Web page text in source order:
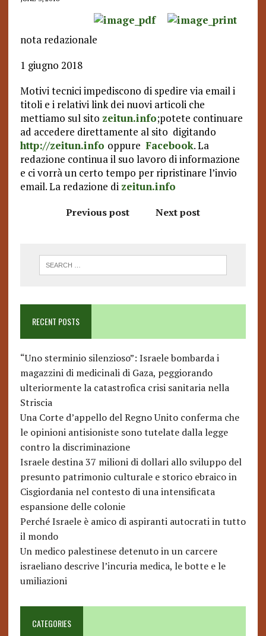
nota redazionale
1 giugno 2018
Motivi tecnici impediscono di spedire via email i
titoli e i relativi link dei nuovi articoli che
mettiamo sul sito zeitun.info;potete continuare
ad accedere direttamente al sito digitando
http://zeitun.info oppure Facebook. La
redazione continua il suo lavoro di informazione
e ci vorrà un certo tempo per ripristinare l’invio
email. La redazione di zeitun.info
Previous post Next post
RECENT POSTS
“Uno sterminio silenzioso”: Israele bombarda i
magazzini di medicinali di Gaza, peggiorando
ulteriormente la catastrofica crisi sanitaria nella
Striscia
Una Corte d’appello del Regno Unito conferma che
le opinioni antisioniste sono tutelate dalla legge
contro la discriminazione
Israele destina 37 milioni di dollari allo sviluppo del
presunto patrimonio culturale e storico ebraico in
Cisgiordania nel contesto di una intensificata
espansione delle colonie
Perché Israele è amico di aspiranti autocrati in tutto
il mondo
Un medico palestinese detenuto in un carcere
israeliano descrive l’incuria medica, le botte e le
umiliazioni
CATEGORIES